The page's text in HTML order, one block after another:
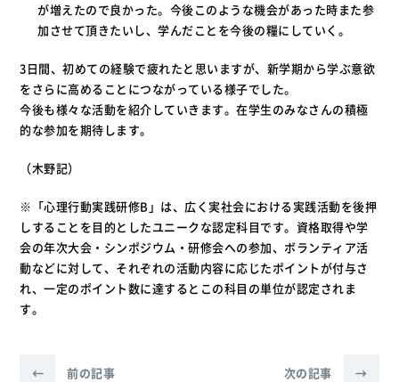
が増えたので良かった。今後このような機会があった時また参
加させて頂きたいし、学んだことを今後の糧にしていく。
3日間、初めての経験で疲れたと思いますが、新学期から学ぶ意欲
をさらに高めることにつながっている様子でした。
今後も様々な活動を紹介していきます。在学生のみなさんの積極
的な参加を期待します。
（木野記）
※「心理行動実践研修B」は、広く実社会における実践活動を後押
しすることを目的としたユニークな認定科目です。資格取得や学
会の年次大会・シンポジウム・研修会への参加、ボランティア活
動などに対して、それぞれの活動内容に応じたポイントが付与さ
れ、一定のポイント数に達するとこの科目の単位が認定されま
す。
← 前の記事 次の記事 →